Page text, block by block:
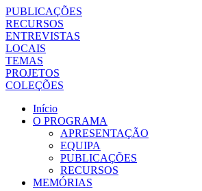
PUBLICAÇÕES
RECURSOS
ENTREVISTAS
LOCAIS
TEMAS
PROJETOS
COLEÇÕES
Início
O PROGRAMA
APRESENTAÇÃO
EQUIPA
PUBLICAÇÕES
RECURSOS
MEMÓRIAS